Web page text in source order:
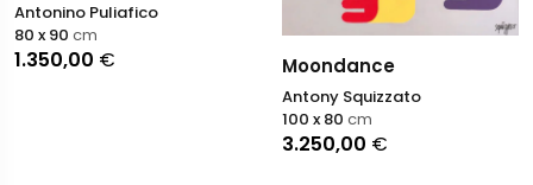
Antonino Puliafico
1.350,00 €
80 x 90 cm
Moondance
Antony Squizzato
3.250,00 €
100 x 80 cm